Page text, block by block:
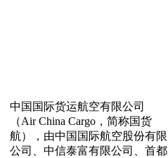
中国国际货运航空有限公司
（Air China Cargo，简称国货
航），由中国国际航空股份有限
公司、中信泰富有限公司、首都